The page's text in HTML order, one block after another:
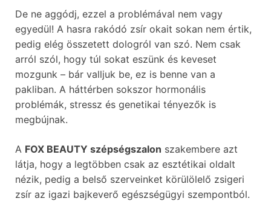
De ne aggódj, ezzel a problémával nem vagy
egyedül! A hasra rakódó zsír okait sokan nem értik,
pedig elég összetett dologról van szó. Nem csak
arról szól, hogy túl sokat eszünk és keveset
mozgunk – bár valljuk be, ez is benne van a
pakliban. A háttérben sokszor hormonális
problémák, stressz és genetikai tényezők is
megbújnak.
A FOX BEAUTY szépségszalon szakembere azt
látja, hogy a legtöbben csak az esztétikai oldalt
nézik, pedig a belső szerveinket körülölelő zsigeri
zsír az igazi bajkeverő egészségügyi szempontból.